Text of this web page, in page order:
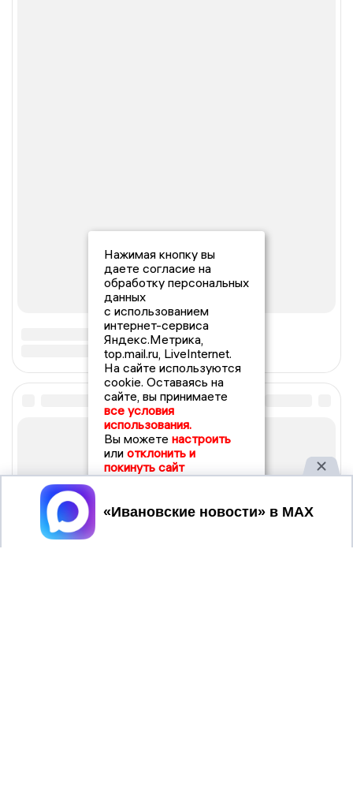
Нажимая кнопку вы
даете согласие на
обработку персональных
данных
с использованием
интернет-сервиса
Яндекс.Метрика,
top.mail.ru, LiveInternet.
На сайте используются
cookie. Оставаясь на
сайте, вы принимаете
все условия
использования.
Вы можете настроить
или отклонить и
покинуть сайт
Принять